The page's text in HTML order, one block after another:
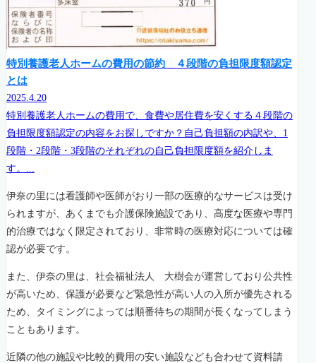
特別養護老人ホームの費用の節約 ４段階の負担限度額認定
とは
2025.4.20
特別養護老人ホームの費用で、食費や居住費を安くする４段階の
負担限度額認定の内容をお探しですか？自己負担額の内訳や、1
段階・2段階・3段階のそれぞれの自己負担限度額を紹介しま
す。...
伊奈の里には看護師や医師がおり一部の医療的なサービスは受け
られますが、あくまでも介護保険施設であり、高度な医療や専門
的治療ではなく限定されており、非常時の医療対応については確
認が必要です。
また、伊奈の里は、社会福祉法人 大樹会が運営しており公共性
が高いため、保護が必要など緊急性が高い人の入所が優先される
ため、タイミングによっては順番待ちの期間が長くなってしまう
こともあります。
近隣の他の施設や比較的費用の安い施設なども合わせて資料請